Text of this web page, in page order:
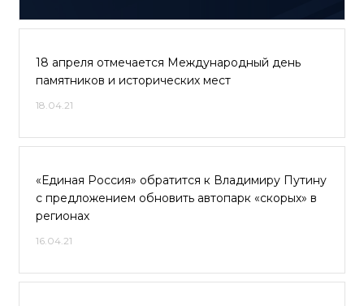
18 апреля отмечается Международный день
памятников и исторических мест
18.04.21
«Единая Россия» обратится к Владимиру Путину
с предложением обновить автопарк «скорых» в
регионах
16.04.21